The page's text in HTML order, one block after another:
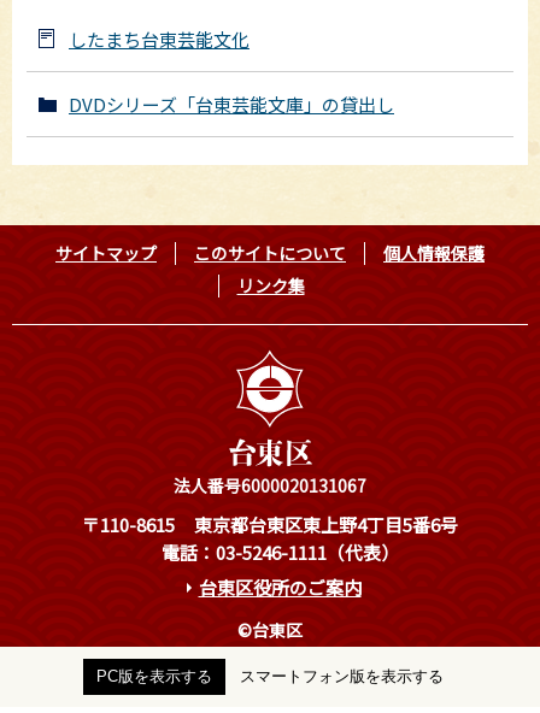
したまち台東芸能文化
DVDシリーズ「台東芸能文庫」の貸出し
サイトマップ このサイトについて
個人情報保護
リンク集
法人番号6000020131067
〒110-8615
東京都台東区東上野4丁目5番6号
電話：03-5246-1111（代表）
台東区役所のご案内
©台東区
PC版を表示する スマートフォン版を表示する